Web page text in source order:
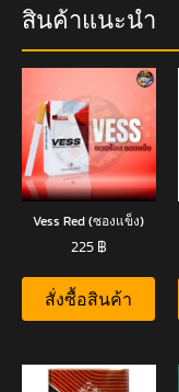
สินค้าแนะนำ
Vess Red (ซองแข็ง)
225฿
สั่งซื้อสินค้า